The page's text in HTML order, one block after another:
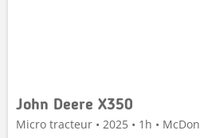
John Deere X350
Micro tracteur • 2025 • 1h •